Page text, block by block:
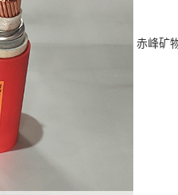
赤峰矿